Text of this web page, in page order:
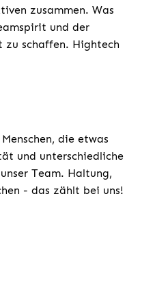
zusammen. Was
und der
zu schaffen. Hightech
die etwas
und unterschiedliche
Team. Haltung,
- das zählt bei uns!